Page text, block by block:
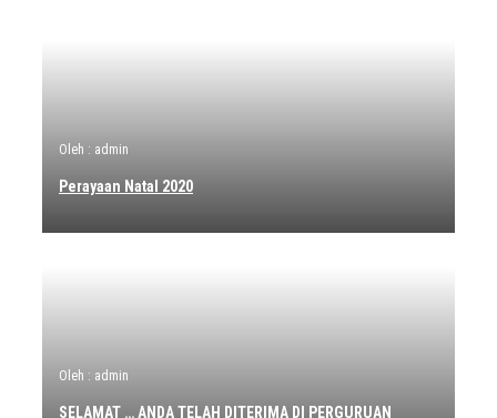
Oleh : admin
Perayaan Natal 2020
Oleh : admin
SELAMAT … ANDA TELAH DITERIMA DI PERGURUAN